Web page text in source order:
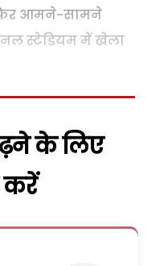
आमने-सामने
स्टेडियम में खेला
के लिए
करें